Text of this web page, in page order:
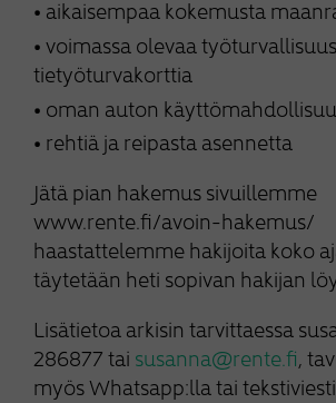
aikaisempaa kokemusta
voimassa olevaa
tietyöturvakorttia
oman auton
rehtiä ja reipasta asennetta
Jätä pian hakemus sivuillemme
www.rente.fi/avoin-hakemus/
haastattelemme hakijoita koko
täytetään heti sopivan hakijan
Lisätietoa arkisin tarvittaessa
286877 tai susanna@rente.fi,
myös Whatsapp:lla tai